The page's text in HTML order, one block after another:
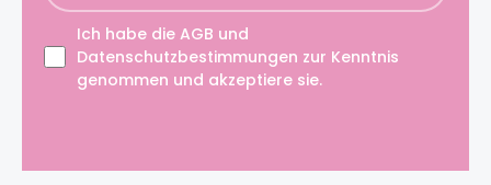
Ich habe die AGB und
Datenschutzbestimmungen zur Kenntnis
genommen und akzeptiere sie.